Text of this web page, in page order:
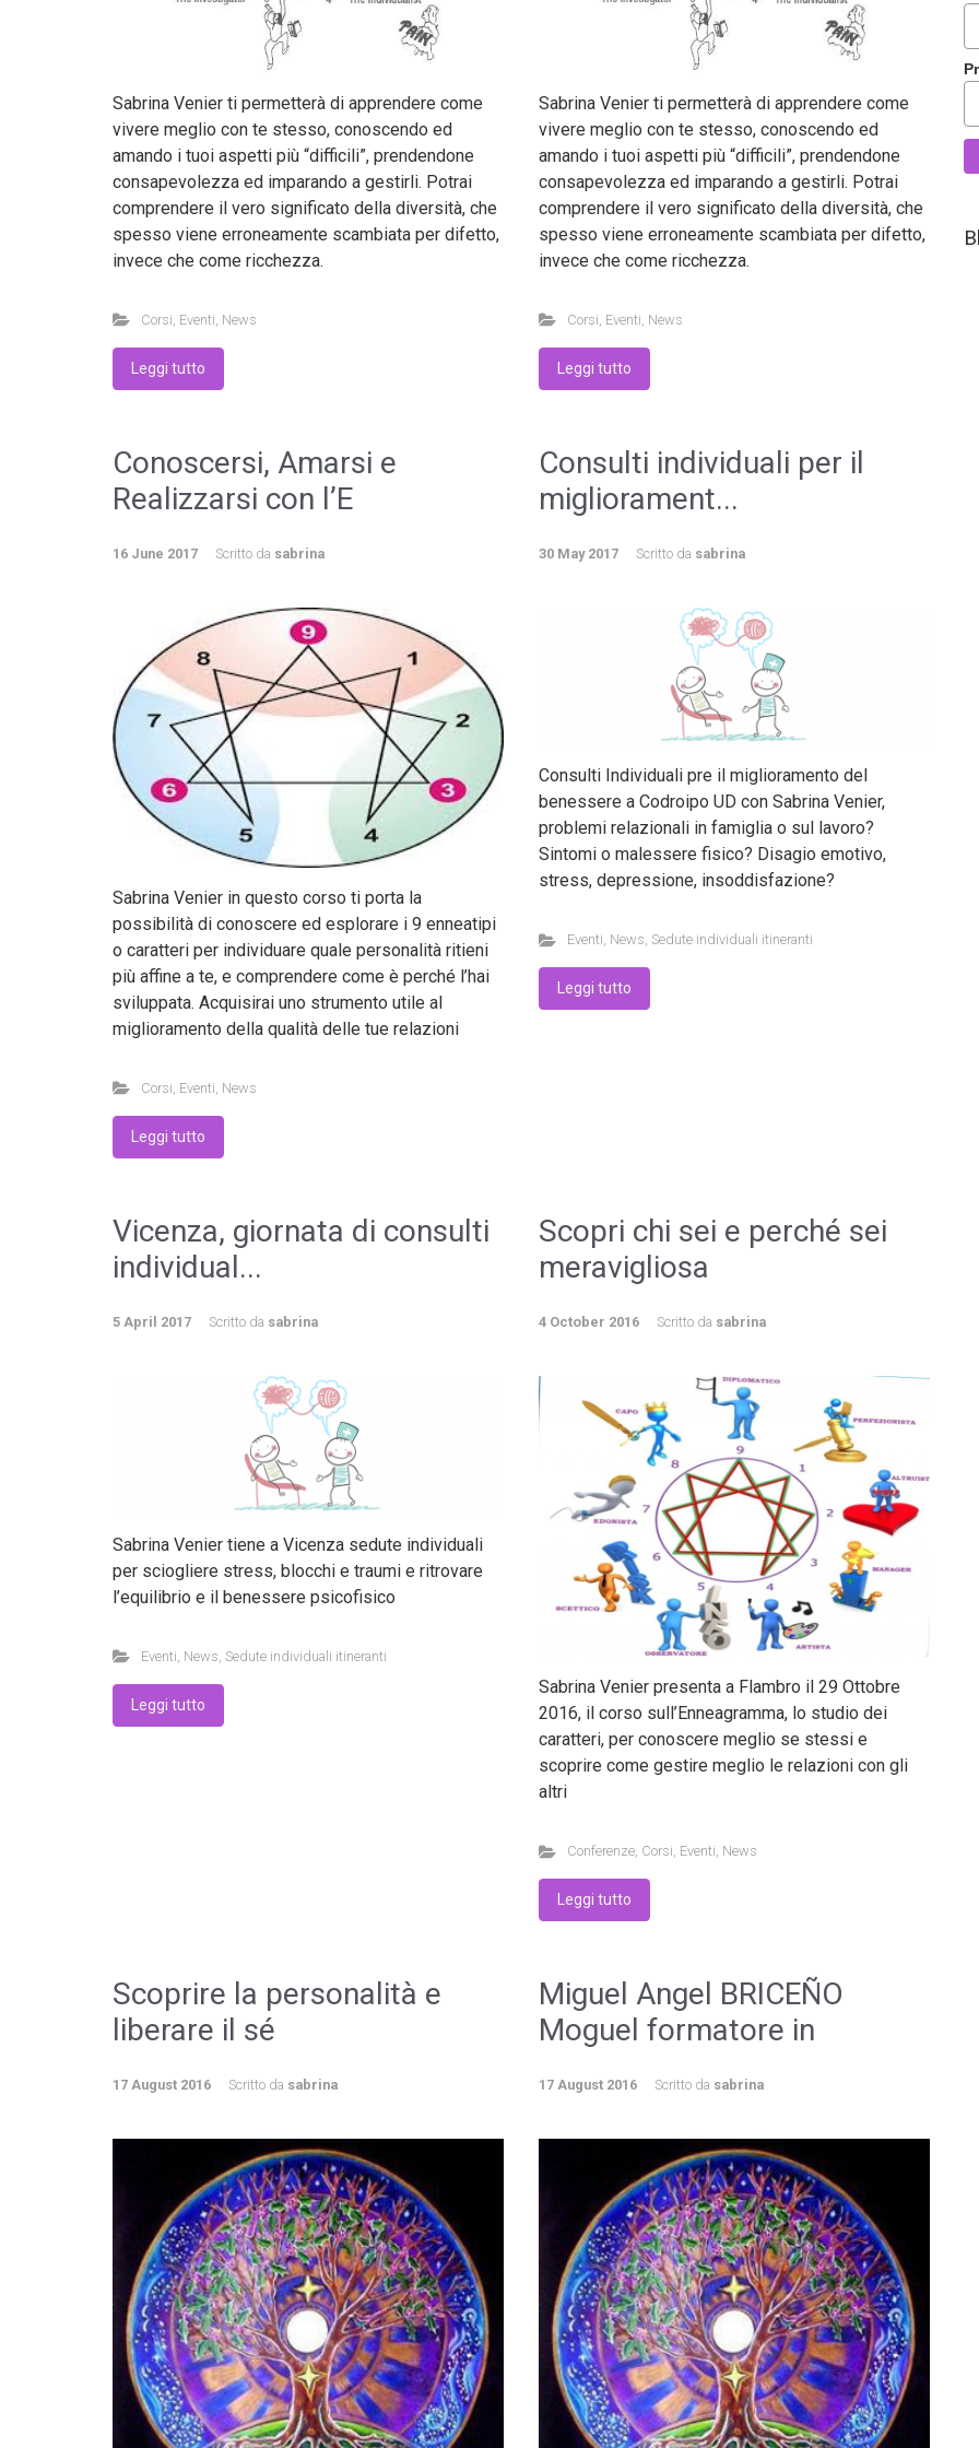
Sabrina Venier ti permetterà di apprendere come
vivere meglio con te stesso, conoscendo ed
amando i tuoi aspetti più “difficili”, prendendone
consapevolezza ed imparando a gestirli. Potrai
comprendere il vero significato della diversità, che
spesso viene erroneamente scambiata per difetto,
invece che come ricchezza.
Corsi Eventi News
Leggi tutto
Sabrina Venier ti permetterà di apprendere come
vivere meglio con te stesso, conoscendo ed
amando i tuoi aspetti più “difficili”, prendendone
consapevolezza ed imparando a gestirli. Potrai
comprendere il vero significato della diversità, che
spesso viene erroneamente scambiata per difetto,
invece che come ricchezza.
Corsi Eventi News
Leggi tutto
Conoscersi, Amarsi e
Realizzarsi con l’E
16 June 2017 Scritto da sabrina
Sabrina Venier in questo corso ti porta la
possibilità di conoscere ed esplorare i 9 enneatipi
o caratteri per individuare quale personalità ritieni
più affine a te, e comprendere come è perché l’hai
sviluppata. Acquisirai uno strumento utile al
miglioramento della qualità delle tue relazioni
Corsi Eventi News
Leggi tutto
Consulti individuali per il
migliorament...
30 May 2017 Scritto da sabrina
Consulti Individuali pre il miglioramento del
benessere a Codroipo UD con Sabrina Venier,
problemi relazionali in famiglia o sul lavoro?
Sintomi o malessere fisico? Disagio emotivo,
stress, depressione, insoddisfazione?
Eventi, News, Sedute individuali itineranti
Leggi tutto
Vicenza, giornata di consulti
individual...
5 April 2017 Scritto da sabrina
Sabrina Venier tiene a Vicenza sedute individuali
per sciogliere stress, blocchi e traumi e ritrovare
l’equilibrio e il benessere psicofisico
Eventi News Sedute individuali itineranti
Leggi tutto
Scopri chi sei e perché sei
meravigliosa
4 October 2016 Scritto da sabrina
Sabrina Venier presenta a Flambro il 29 Ottobre
2016, il corso sull’Enneagramma, lo studio dei
caratteri, per conoscere meglio se stessi e
scoprire come gestire meglio le relazioni con gli
altri
Conferenze, Corsi, Eventi, News
Leggi tutto
Scoprire la personalità e
liberare il sé
17 August 2016 Scritto da sabrina
Miguel Angel BRICEÑO
Moguel formatore in
17 August 2016 Scritto da sabrina